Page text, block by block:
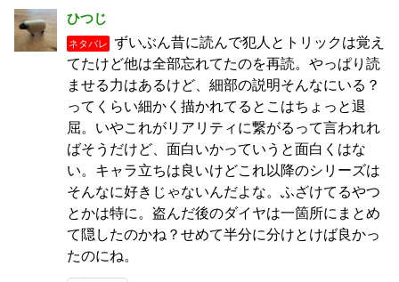
ひつじ
ネタバレ
ずいぶん昔に読んで犯人とトリックは覚え
てたけど他は全部忘れてたのを再読。やっぱり読
ませる力はあるけど、細部の説明そんなにいる？
ってくらい細かく描かれてるとこはちょっと退
屈。いやこれがリアリティに繋がるって言われれ
ばそうだけど、面白いかっていうと面白くはな
い。キャラ立ちは良いけどこれ以降のシリーズは
そんなに好きじゃないんだよな。ふざけてるやつ
とかは特に。盗んだ後のダイヤは一箇所にまとめ
て隠したのかね？せめて半分に分けとけば良かっ
たのにね。